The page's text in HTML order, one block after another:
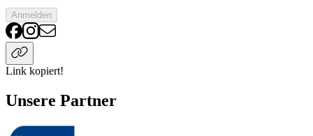
Anmelden
Link kopiert!
Unsere Partner